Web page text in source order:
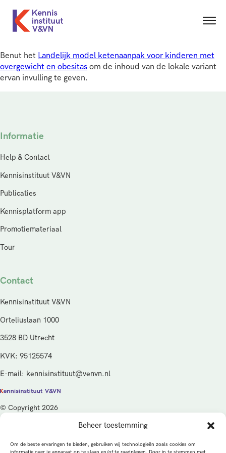
Beheer toestemming
Om de beste ervaringen te bieden, gebruiken wij technologieën zoals cookies om
Benut het Landelijk model ketenaanpak voor kinderen met
overgewicht en obesitas om de inhoud van de lokale variant
ervan invulling te geven.
Informatie
Help & Contact
Kennisinstituut V&VN
Publicaties
Kennisplatform app
Promotiemateriaal
Tour
Contact
Kennisinstituut V&VN
Orteliuslaan 1000
3528 BD Utrecht
KVK: 95125574
E-mail: kennisinstituut@venvn.nl
© Copyright 2026
De activiteiten van het Kennisinstituut V&VN worden gefinancierd
vanuit de kwaliteitsgelden van het ministerie van Volksgezondheid,
Welzijn en Sport (VWS), beheerd door ZonMw.